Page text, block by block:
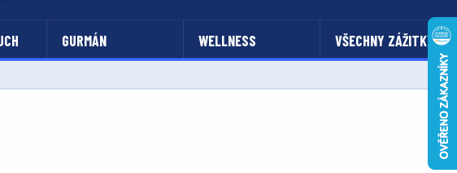
GURMÁN WELLNESS VŠECHNY ZÁŽITKY